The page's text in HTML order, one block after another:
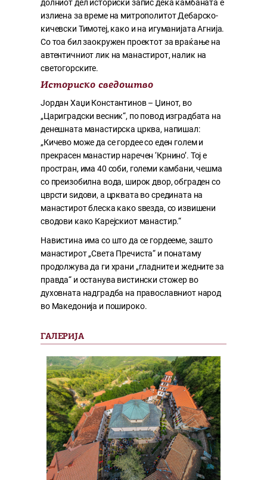
долниот дел историски запис дека камбаната е
излиена за време на митрополитот Дебарско-
кичевски Тимотеј, како и на игуманијата Агнија.
Со тоа бил заокружен проектот за враќање на
автентичниот лик на манастирот, налик на
светогорските.
Историско сведоштво
Јордан Хаџи Константинов – Џинот, во
„Цариградски весник“, по повод изградбата на
денешната манастирска црква, напишал:
„Кичево може да се гордее со еден голем и
прекрасен манастир наречен ‘Крнино’. Тој е
простран, има 40 соби, големи камбани, чешма
со преизобилна вода, широк двор, обграден со
цврсти ѕидови, а црквата во средината на
манастирот блеска како ѕвезда, со извишени
сводови како Карејскиот манастир.“
Навистина има со што да се гордееме, зашто
манастирот „Света Пречиста“ и понатаму
продолжува да ги храни „гладните и жедните за
правда“ и останува вистински стожер во
духовната надградба на православниот народ
во Македонија и пошироко.